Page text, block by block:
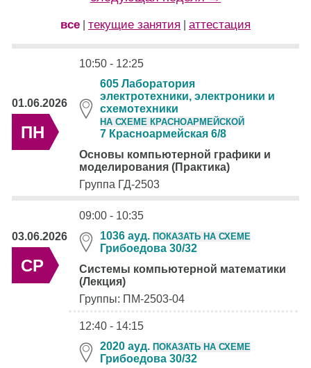
все текущие занятия аттестация
01.06.2026
ПН
10:50 - 12:25
605 Лаборатория
электротехники, электроники и
схемотехники
НА СХЕМЕ КРАСНОАРМЕЙСКОЙ
7 Красноармейская 6/8
Основы компьютерной графики и
моделирования (Практика)
Группа ГД-2503
03.06.2026
СР
09:00 - 10:35
1036 ауд. ПОКАЗАТЬ НА СХЕМЕ
Грибоедова 30/32
Системы компьютерной математики
(Лекция)
Группы: ПМ-2503-04
12:40 - 14:15
2020 ауд. ПОКАЗАТЬ НА СХЕМЕ
Грибоедова 30/32